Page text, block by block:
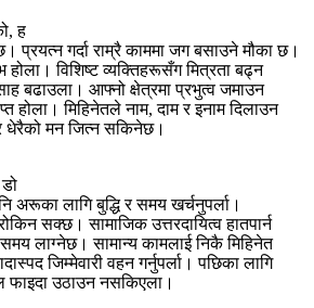
ह
प्रयत्न गर्दा राम्रै काममा जग बसाउने मौका छ।
होला। विशिष्ट व्यक्तिहरूसँग मित्रता बढ्न
बढाउला। आफ्नो क्षेत्रमा प्रभुत्व जमाउन
होला। मिहिनेतले नाम, दाम र इनाम दिलाउन
धेरैको मन जित्न सकिनेछ।
अरूका लागि बुद्धि र समय खर्चनुपर्ला।
सक्छ। सामाजिक उत्तरदायित्व हातपार्न
लाग्नेछ। सामान्य कामलाई निकै मिहिनेत
जिम्मेवारी वहन गर्नुपर्ला। पछिका लागि
फाइदा उठाउन नसकिएला।